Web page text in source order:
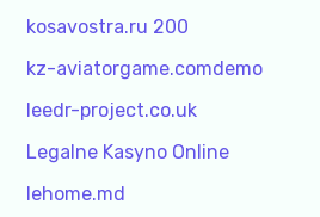
kosavostra.ru 200
kz-aviatorgame.comdemo
leedr-project.co.uk
Legalne Kasyno Online
lehome.md